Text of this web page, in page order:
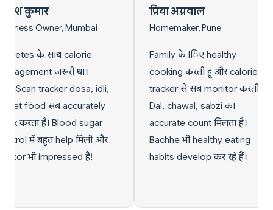
Pune
lिए healthy
करती हूं और calorie
सब monitor करती हूं।
sabzi का
count मिलता है।
healthy eating
कर रहे हैं।
विकास जैन
Fitness Trainer, Bangalore
Clients के लिए precise calorie
tracking जरूरी है। NutriScan ka
tracker South Indian
breakfast से North Indian
dinner तक सब track करता है।
Professional use के लिए best